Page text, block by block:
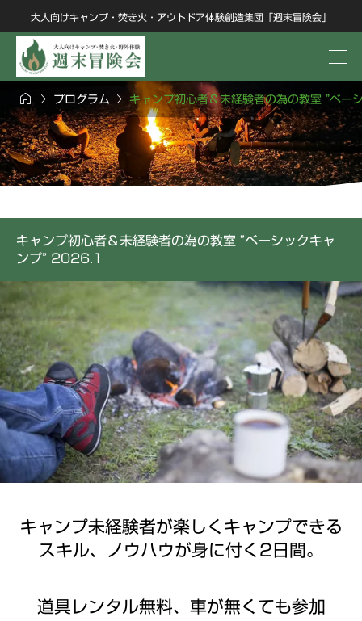
大人向けキャンプ・焚き火・アウトドア体験創造集団「週末冒険会」
  プログラムキャンプ初心者＆未経験者の為の教室 ”ベ
キャンプ初心者＆未経験者の為の教室 ”ベーシックキャ
ンプ” 2026.1
キャンプ未経験者が楽しくキャンプできる
スキル、ノウハウが身に付く2日間。
道具レンタル無料、車が無くても参加